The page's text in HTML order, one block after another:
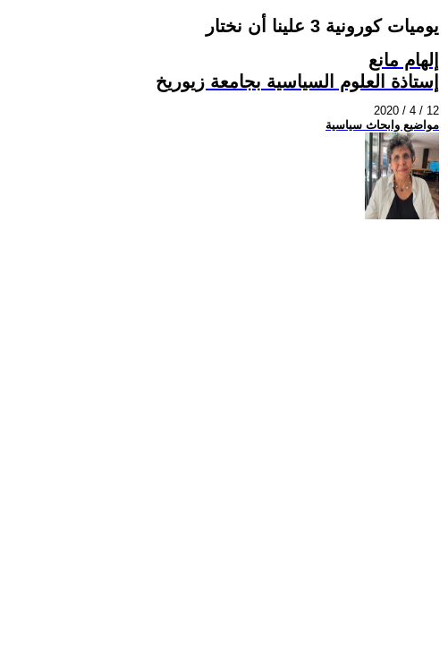
يوميات كورونية 3 علينا أن نختار
إلهام مانع
إستاذة العلوم السياسية بجامعة زيوريخ
2020 / 4 / 12
مواضيع وابحاث سياسية